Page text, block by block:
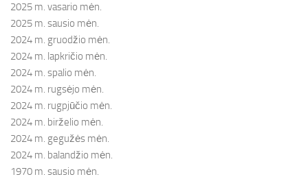
2025 m. vasario mėn.
2025 m. sausio mėn.
2024 m. gruodžio mėn.
2024 m. lapkričio mėn.
2024 m. spalio mėn.
2024 m. rugsėjo mėn.
2024 m. rugpjūčio mėn.
2024 m. birželio mėn.
2024 m. gegužės mėn.
2024 m. balandžio mėn.
1970 m. sausio mėn.